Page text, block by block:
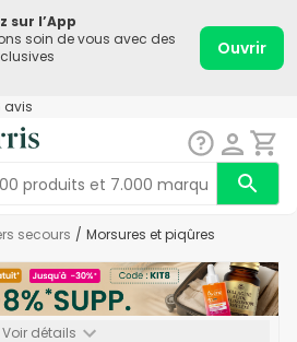
sur l’App
soin de vous avec des
Ouvrir
avis
secours / Morsures et piqûres
Voir détails